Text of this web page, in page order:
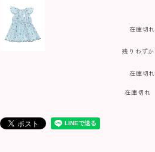
在庫切れ
残りわずか
在庫切れ
在庫切れ